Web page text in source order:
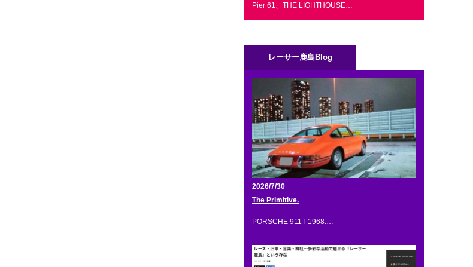
Pier 61、THE LIGHTHOUSE…
レーサー鹿島Blog
2026/7/30
The Primitive.
PORSCHE 911T 1968.…